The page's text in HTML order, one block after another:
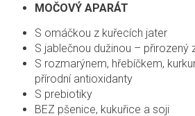
MOČOVÝ APARÁT
S omáčkou z kuřecích jater
S jablečnou dužinou – přirozený
S rozmarýnem, hřebíčkem,
přírodní antioxidanty
S prebiotiky
BEZ pšenice, kukuřice a soji